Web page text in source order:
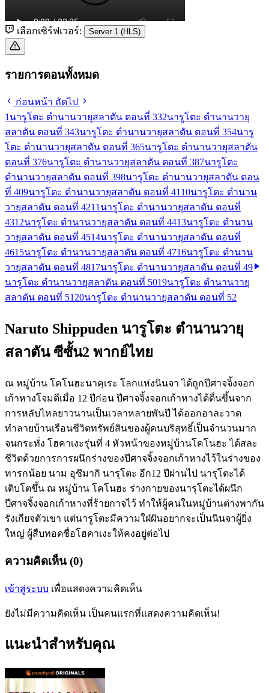
เลือกเซิร์ฟเวอร์: Server 1 (HLS)
รายการตอนทั้งหมด
ก่อนหน้า ถัดไป
1 นารูโตะ ตำนานวายุสลาตัน ตอนที่ 332นารูโตะ ตำนานวายุ
สลาตัน ตอนที่ 343นารูโตะ ตำนานวายุสลาตัน ตอนที่ 354นารู
โตะ ตำนานวายุสลาตัน ตอนที่ 365นารูโตะ ตำนานวายุสลาตัน
ตอนที่ 376นารูโตะ ตำนานวายุสลาตัน ตอนที่ 387นารูโตะ
ตำนานวายุสลาตัน ตอนที่ 398นารูโตะ ตำนานวายุสลาตัน ตอน
ที่ 409นารูโตะ ตำนานวายุสลาตัน ตอนที่ 41 10นารูโตะ ตำนาน
วายุสลาตัน ตอนที่ 4211 นารูโตะ ตำนานวายุสลาตัน ตอนที่
4312นารูโตะ ตำนานวายุสลาตัน ตอนที่ 4413นารูโตะ ตำนาน
วายุสลาตัน ตอนที่ 4514นารูโตะ ตำนานวายุสลาตัน ตอนที่
4615นารูโตะ ตำนานวายุสลาตัน ตอนที่ 4716นารูโตะ ตำนาน
วายุสลาตัน ตอนที่ 4817นารูโตะ ตำนานวายุสลาตัน ตอนที่ 49
นารูโตะ ตำนานวายุสลาตัน ตอนที่ 5019นารูโตะ ตำนานวายุ
สลาตัน ตอนที่ 51 20นารูโตะ ตำนานวายุสลาตัน ตอนที่ 52
Naruto Shippuden นารูโตะ ตำนานวายุ
สลาตัน ซีซั้น2 พากย์ไทย
ณ หมู่บ้าน โคโนฮะนาคุเระ โลกแห่งนินจา ได้ถูกปีศาจจิ้งจอก
เก้าหางโจมตีเมื่อ 12 ปีก่อน ปีศาจจิ้งจอกเก้าหางได้ตื่นขึ้นจาก
การหลับไหลยาวนานเป็นเวลาหลายพันปี ได้ออกอาละวาด
ทำลายบ้านเรือนชีวิตทรัพย์สินของผู้คนบริสุทธิ์เป็นจำนวนมาก
จนกระทั่ง โฮคาเงะรุ่นที่ 4 หัวหน้าของหมู่บ้านโคโนฮะ ได้สละ
ชีวิตด้วยการการผนึกร่างของปีศาจจิ้งจอกเก้าหางไว้ในร่างของ
ทารกน้อย นาม อุซึมากิ นารุโตะ อีก12 ปีผ่านไป นารุโตะได้
เติบโตขึ้น ณ หมู่บ้าน โคโนฮะ ร่างกายของนารุโตะได้ผนึก
ปีศาจจิ้งจอกเก้าหางที่ร้ายกาจไว้ ทำให้ผู้คนในหมู่บ้านต่างพากัน
รังเกียจตัวเขา แต่นารูโตะมีความใฝ่ฝันอยากจะเป็นนินจาผู้ยิ่ง
ใหญ่ ผู้สืบทอดชื่อโฮคาเงะให้คงอยู่ต่อไป
ความคิดเห็น (0)
เข้าสู่ระบบ เพื่อแสดงความคิดเห็น
ยังไม่มีความคิดเห็น เป็นคนแรกที่แสดงความคิดเห็น!
แนะนำสำหรับคุณ